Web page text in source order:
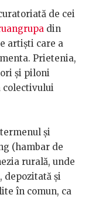
de cei
din
artiști care a
Prietenia,
și piloni
colectivului
și
(hambar de
rurală, unde
depozitată și
în comun, ca